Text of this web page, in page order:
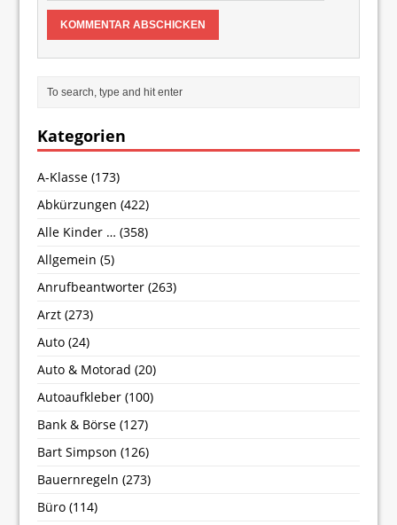
Kategorien
A-Klasse (173)
Abkürzungen (422)
Alle Kinder … (358)
Allgemein (5)
Anrufbeantworter (263)
Arzt (273)
Auto (24)
Auto & Motorad (20)
Autoaufkleber (100)
Bank & Börse (127)
Bart Simpson (126)
Bauernregeln (273)
Büro (114)